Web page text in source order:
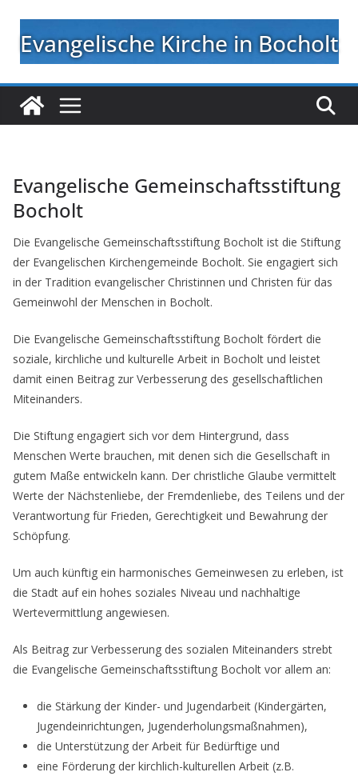
Inhalt
springen
Evangelische Kirche in Bocholt
Evangelische Gemeinschaftsstiftung
Bocholt
Die Evangelische Gemeinschaftsstiftung Bocholt ist die Stiftung
der Evangelischen Kirchengemeinde Bocholt. Sie engagiert sich
in der Tradition evangelischer Christinnen und Christen für das
Gemeinwohl der Menschen in Bocholt.
Die Evangelische Gemeinschaftsstiftung Bocholt fördert die
soziale, kirchliche und kulturelle Arbeit in Bocholt und leistet
damit einen Beitrag zur Verbesserung des gesellschaftlichen
Miteinanders.
Die Stiftung engagiert sich vor dem Hintergrund, dass
Menschen Werte brauchen, mit denen sich die Gesellschaft in
gutem Maße entwickeln kann. Der christliche Glaube vermittelt
Werte der Nächstenliebe, der Fremdenliebe, des Teilens und der
Verantwortung für Frieden, Gerechtigkeit und Bewahrung der
Schöpfung.
Um auch künftig ein harmonisches Gemeinwesen zu erleben, ist
die Stadt auf ein hohes soziales Niveau und nachhaltige
Wertevermittlung angewiesen.
Als Beitrag zur Verbesserung des sozialen Miteinanders strebt
die Evangelische Gemeinschaftsstiftung Bocholt vor allem an:
die Stärkung der Kinder- und Jugendarbeit (Kindergärten,
Jugendeinrichtungen, Jugenderholungsmaßnahmen),
die Unterstützung der Arbeit für Bedürftige und
eine Förderung der kirchlich-kulturellen Arbeit (z.B.